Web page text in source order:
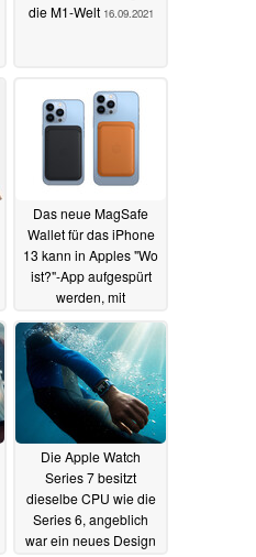
die M1-Welt 16.09.2021
Das neue MagSafe
Wallet für das iPhone
13 kann in Apples "Wo
ist?"-App aufgespürt
werden, mit
15.09.2021
Die Apple Watch
Series 7 besitzt
dieselbe CPU wie die
Series 6, angeblich
war ein neues Design